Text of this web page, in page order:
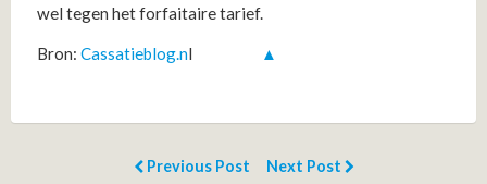
wel tegen het forfaitaire tarief.
Bron: Cassatieblog.nl ▲
Previous Post Next Post